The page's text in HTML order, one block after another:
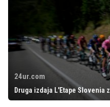
24ur.com
Druga izdaja L'Etape Slovenia